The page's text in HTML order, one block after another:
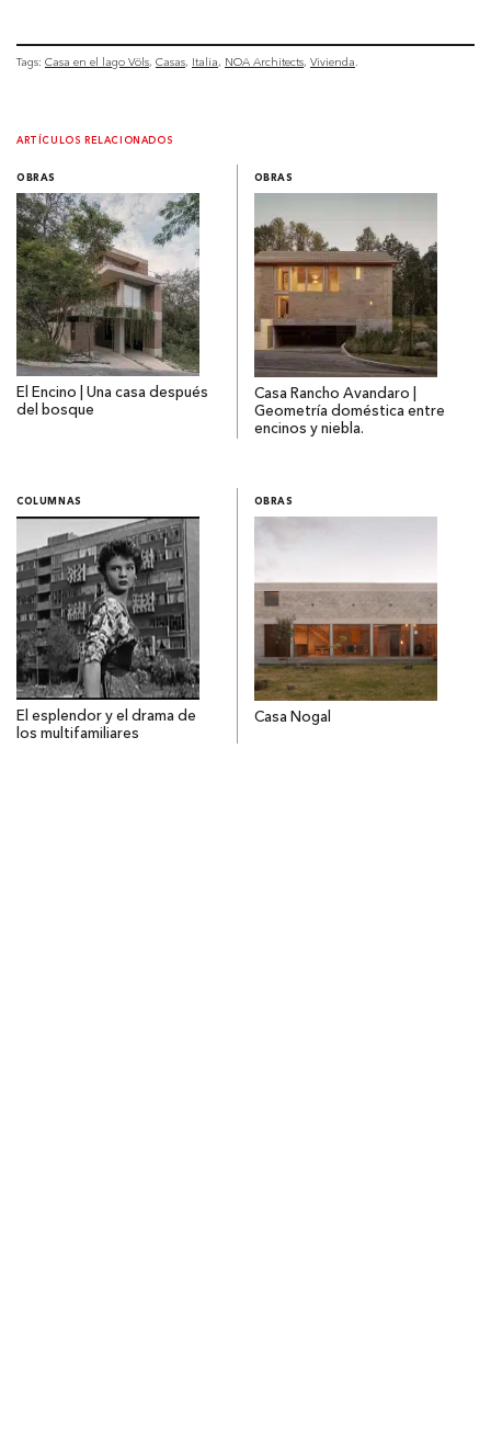
Tags: Casa en el lago Völs Casas Italia NOA Architects Vivienda
ARTÍCULOS RELACIONADOS
OBRAS
El Encino | Una casa después
del bosque
OBRAS
Casa Rancho Avandaro |
Geometría doméstica entre
encinos y niebla.
COLUMNAS
El esplendor y el drama de
los multifamiliares
OBRAS
Casa Nogal